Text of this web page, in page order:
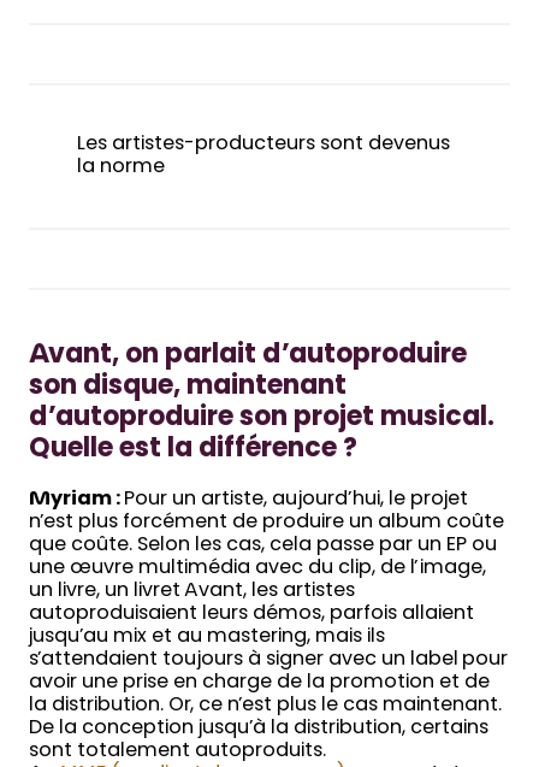
Les artistes-producteurs sont devenus
la norme
Avant, on parlait d’autoproduire
son disque, maintenant
d’autoproduire son projet musical.
Quelle est la différence ?
Myriam : Pour un artiste, aujourd’hui, le projet
n’est plus forcément de produire un album coûte
que coûte. Selon les cas, cela passe par un EP ou
une œuvre multimédia avec du clip, de l’image,
un livre, un livret Avant, les artistes
autoproduisaient leurs démos, parfois allaient
jusqu’au mix et au mastering, mais ils
s’attendaient toujours à signer avec un label pour
avoir une prise en charge de la promotion et de
la distribution. Or, ce n’est plus le cas maintenant.
De la conception jusqu’à la distribution, certains
sont totalement autoproduits.